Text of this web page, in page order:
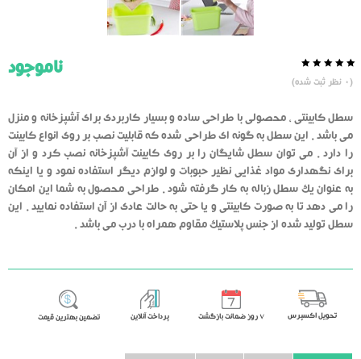
از
50
رای
دهنده
(
0 نظر ثبت شده)
ناموجود
سطل کابینتی ، محصولی با طراحی ساده و بسیار کاربردی برای آشپزخانه و منزل
می باشد . این سطل به گونه ای طراحی شده که قابلیت نصب بر روی انواع کابینت
را دارد . می توان سطل شایگان را بر روی کابینت آشپزخانه نصب کرد و از آن
برای نگهداری مواد غذایی نظیر حبوبات و لوازم دیگر استفاده نمود و یا اینکه
به عنوان یک سطل زباله به کار گرفته شود . طراحی محصول به شما این امکان
را می دهد تا به صورت کابینتی و یا حتی به حالت عادی از آن استفاده نمایید . این
سطل تولید شده از جنس پلاستیک مقاوم همراه با درب می باشد .
تحویل اکسپرس ٧ روز ضمانت بازگشت پرداخت آنلاین تضمین بهترین قیمت